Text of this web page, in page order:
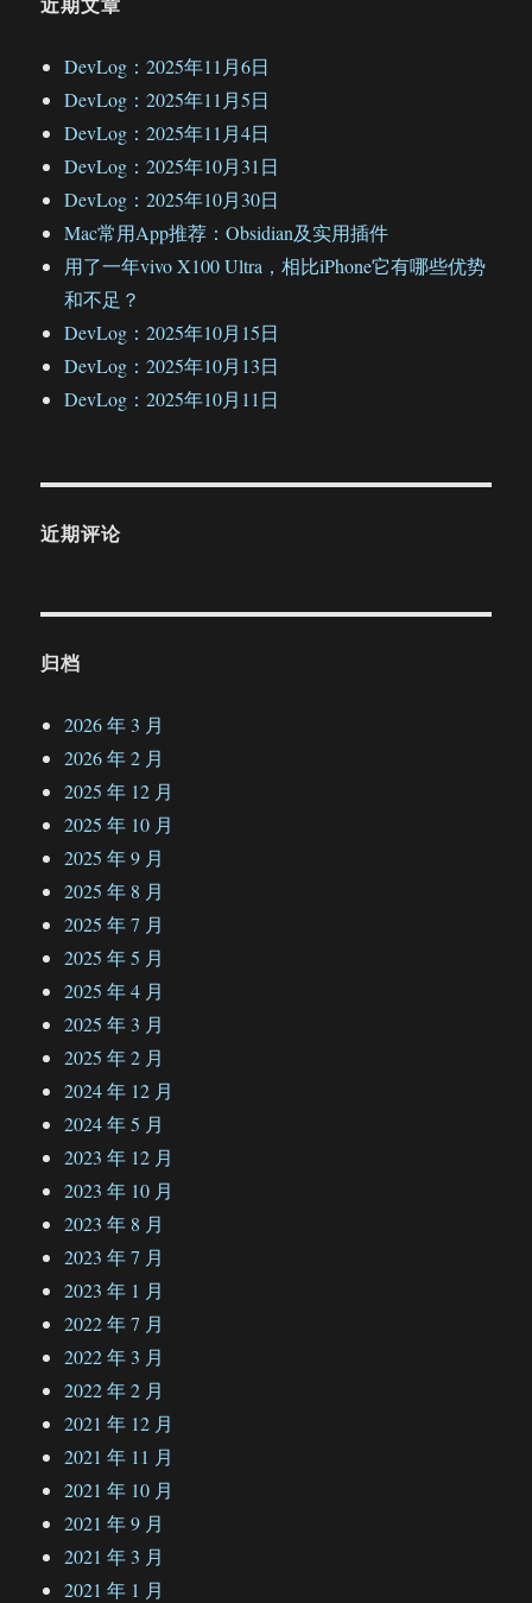
DevLog：2025年11月6日
DevLog：2025年11月5日
DevLog：2025年11月4日
DevLog：2025年10月31日
DevLog：2025年10月30日
Mac常用App推荐：Obsidian及实用插件
用了一年vivo X100 Ultra，相比iPhone它有哪些优势
和不足？
DevLog：2025年10月15日
DevLog：2025年10月13日
DevLog：2025年10月11日
近期评论
归档
2026 年 3 月
2026 年 2 月
2025 年 12 月
2025 年 10 月
2025 年 9 月
2025 年 8 月
2025 年 7 月
2025 年 5 月
2025 年 4 月
2025 年 3 月
2025 年 2 月
2024 年 12 月
2024 年 5 月
2023 年 12 月
2023 年 10 月
2023 年 8 月
2023 年 7 月
2023 年 1 月
2022 年 7 月
2022 年 3 月
2022 年 2 月
2021 年 12 月
2021 年 11 月
2021 年 10 月
2021 年 9 月
2021 年 3 月
2021 年 1 月